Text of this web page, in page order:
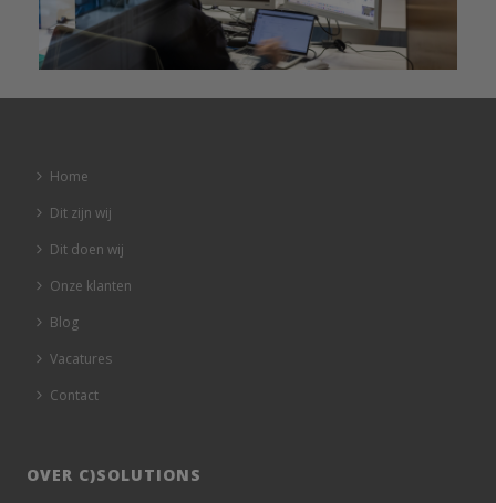
Home
Dit zijn wij
Dit doen wij
Onze klanten
Blog
Vacatures
Contact
OVER C)SOLUTIONS